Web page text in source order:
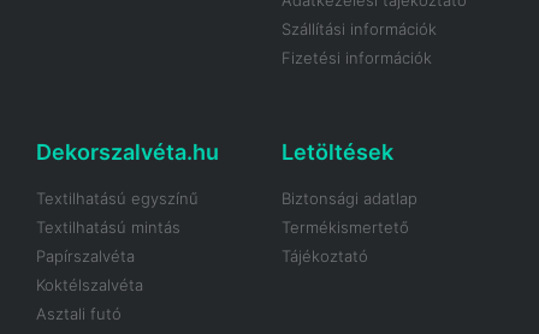
Szállítási információk
Fizetési információk
Dekorszalvéta.hu
Textilhatású egyszínű
Textilhatású mintás
Papírszalvéta
Koktélszalvéta
Asztali futó
Letöltések
Biztonsági adatlap
Termékismertető
Tájékoztató